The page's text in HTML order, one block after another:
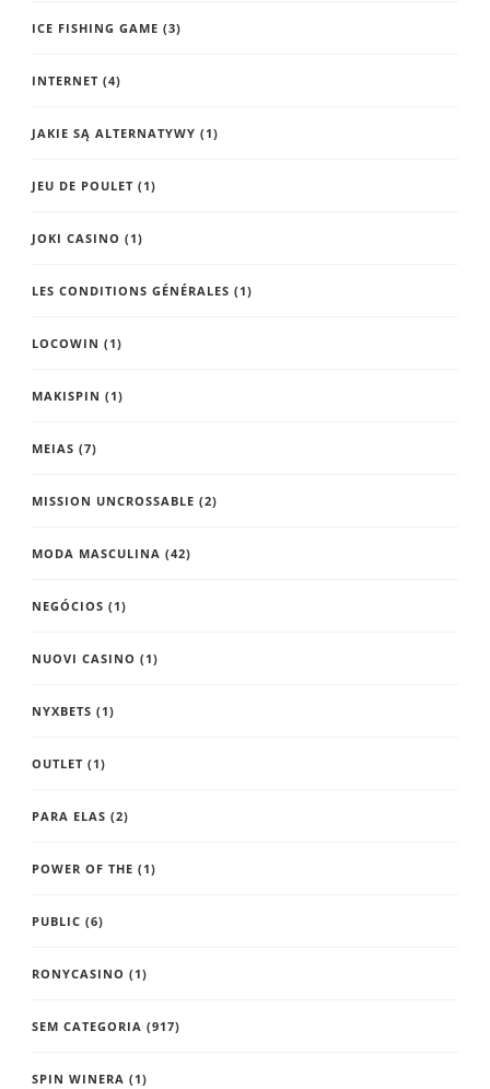
ICE FISHING GAME (3)
INTERNET (4)
JAKIE SĄ ALTERNATYWY (1)
JEU DE POULET (1)
JOKI CASINO (1)
LES CONDITIONS GÉNÉRALES (1)
LOCOWIN (1)
MAKISPIN (1)
MEIAS (7)
MISSION UNCROSSABLE (2)
MODA MASCULINA (42)
NEGÓCIOS (1)
NUOVI CASINO (1)
NYXBETS (1)
OUTLET (1)
PARA ELAS (2)
POWER OF THE (1)
PUBLIC (6)
RONYCASINO (1)
SEM CATEGORIA (917)
SPIN WINERA (1)